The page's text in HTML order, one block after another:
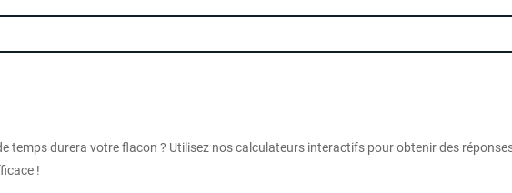
temps durera votre flacon ? Utilisez nos calculateurs interactifs pour obtenir des
!